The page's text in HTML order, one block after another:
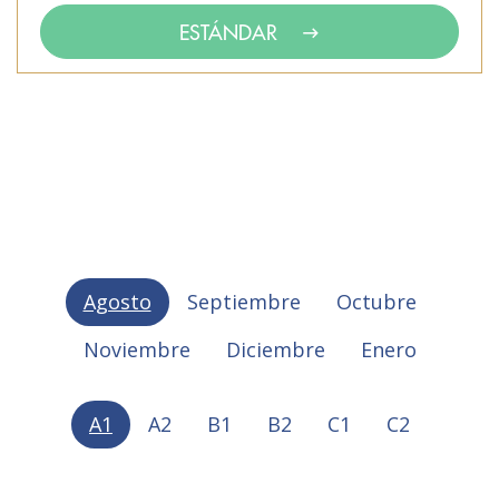
ESTÁNDAR
Agosto Septiembre
Octubre
Noviembre
Diciembre Enero
A1 A2 B1 B2 C1 C2